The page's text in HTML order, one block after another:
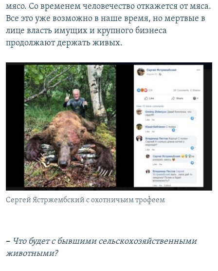
мясо. Со временем человечество откажется от мяса.
Все это уже возможно в наше время, но мертвые в
лице власть имущих и крупного бизнеса
продолжают держать живых.
Сергей Ястржембский с охотничьим трофеем
– Что будет с бывшими сельскохозяйственными
животными?